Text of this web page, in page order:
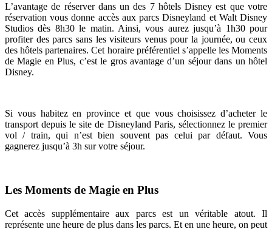
L’avantage de réserver dans un des 7 hôtels Disney est que votre
réservation vous donne accès aux parcs Disneyland et Walt Disney
Studios dès 8h30 le matin. Ainsi, vous aurez jusqu’à 1h30 pour
profiter des parcs sans les visiteurs venus pour la journée, ou ceux
des hôtels partenaires. Cet horaire préférentiel s’appelle les Moments
de Magie en Plus, c’est le gros avantage d’un séjour dans un hôtel
Disney.
Si vous habitez en province et que vous choisissez d’acheter le
transport depuis le site de Disneyland Paris, sélectionnez le premier
vol / train, qui n’est bien souvent pas celui par défaut. Vous
gagnerez jusqu’à 3h sur votre séjour.
Les Moments de Magie en Plus
Cet accès supplémentaire aux parcs est un véritable atout. Il
représente une heure de plus dans les parcs. Et en une heure, on peut